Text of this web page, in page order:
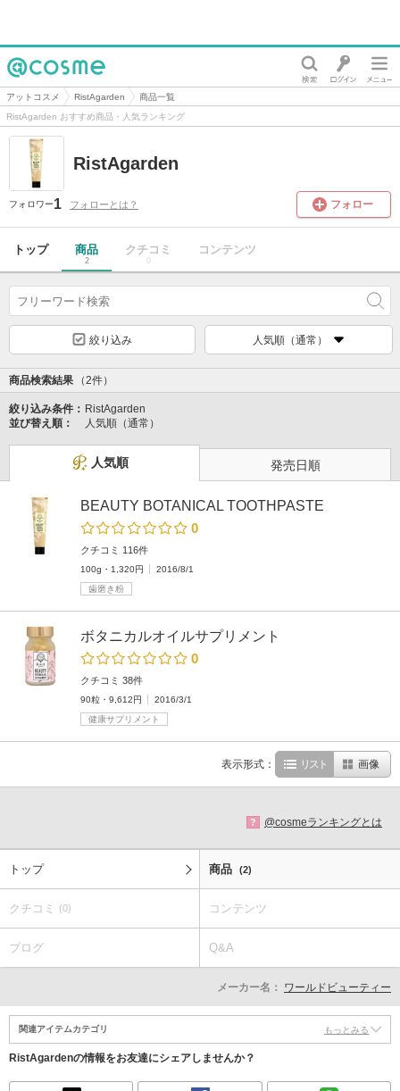
@cosme
アットコスメ RistAgarden
商品一覧
RistAgarden おすすめ商品・人気ランキング
RistAgarden
フォロワー1 フォローとは？ フォロー
トップ 商品
2
クチコミ
0
コンテンツ
絞り込み 人気順（通常）
商品検索結果 （2件）
絞り込み条件： RistAgarden
並び替え順：
人気順（通常）
人気順 発売日順
BEAUTY BOTANICAL TOOTHPASTE
0
クチコミ 116件
100g・1,320円
2016/8/1
歯磨き粉
ボタニカルオイルサプリメント
0
クチコミ 38件
90粒・9,612円
2016/3/1
健康サプリメント
表示形式： リスト 画像
? @cosmeランキングとは
トップ 商品 (2)
クチコミ (0) コンテンツ
ブログ Q&A
メーカー名： ワールドビューティー
関連アイテムカテゴリ もっとみる
RistAgardenの情報をお友達にシェアしませんか？